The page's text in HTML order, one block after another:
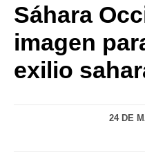
Sáhara
imagen
exilio
24 DE